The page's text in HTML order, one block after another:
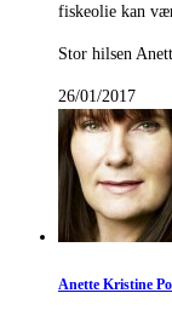
fiskeolie kan
Stor hilsen
26/01/2017
Anette Kristine